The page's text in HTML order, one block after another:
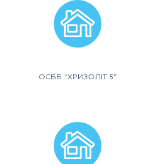
ОСББ "ХРИЗОЛІТ 5"